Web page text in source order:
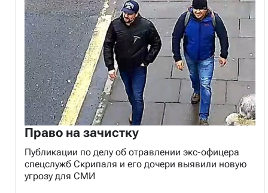
Право на зачистку
Публикации по делу об отравлении экс-офицера
спецслужб Скрипаля и его дочери выявили новую
угрозу для СМИ